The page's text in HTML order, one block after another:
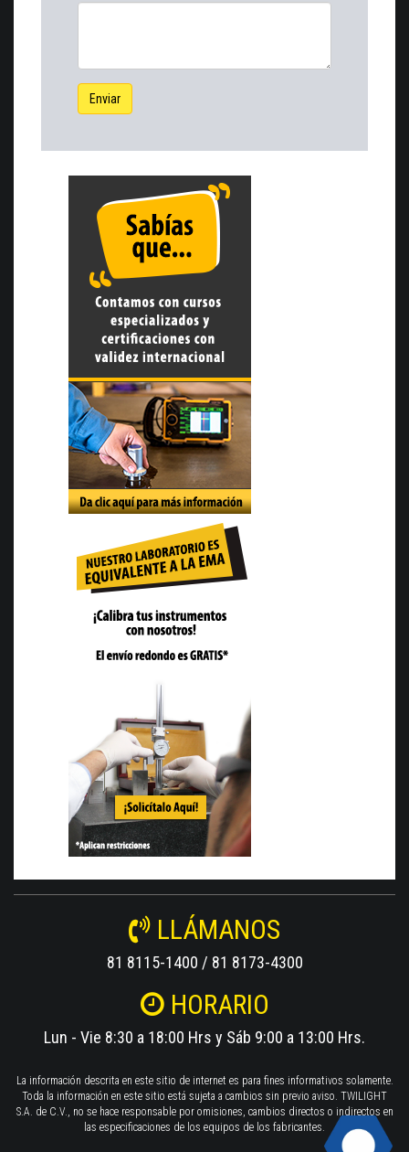
Enviar
LLÁMANOS
81 8115-1400 / 81 8173-4300
HORARIO
Lun - Vie 8:30 a 18:00 Hrs y Sáb 9:00 a 13:00 Hrs.
La información descrita en este sitio de internet es para fines informativos solamente.
Toda la información en este sitio está sujeta a cambios sin previo aviso. TWILIGHT
S.A. de C.V., no se hace responsable por omisiones, cambios directos o indirectos en
las especificaciones de los equipos de los fabricantes.